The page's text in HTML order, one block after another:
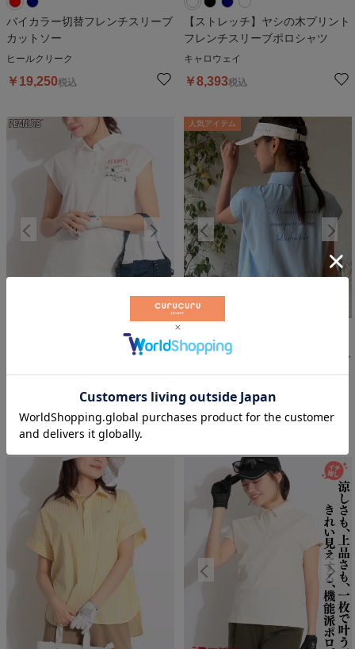
バイカラー切替フレンチスリーブ
カットソー
ヒールクリーク
￥ 19,250税込
【ストレッチ】ヤシの木プリント
フレンチスリーブポロシャツ
キャロウェイ
￥8,393税込
リーブポロシャツ
9,900税込
人気アイテム 人気アイテム
バックプリントフレンチスリーブ
ポロシャツ
モナデルソル
￥ 8,712税込